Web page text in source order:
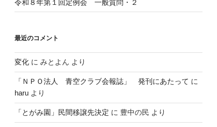
令和８年第１回定例会 一般質問・２
最近のコメント
変化 に みとよん より
「ＮＰＯ法人 青空クラブ会報誌」 発刊にあたって に
haru より
「とがみ園」民間移譲先決定 に 豊中の民 より